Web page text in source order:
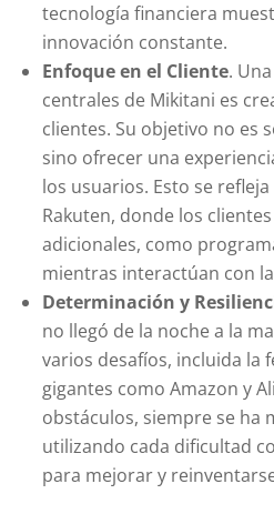
tecnología financiera
innovación constante.
Enfoque en el Cliente.
centrales de Mikitani es
clientes. Su objetivo no es
sino ofrecer una
los usuarios. Esto se
Rakuten, donde los
adicionales, como
mientras interactúan con
Determinación y
no llegó de la noche a la
varios desafíos, incluida la
gigantes como Amazon y
obstáculos, siempre se ha
utilizando cada dificultad
para mejorar y